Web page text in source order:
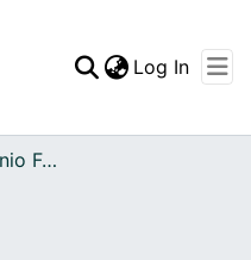
Log In
Archivo del Patrimonio Fotográfico y Fílmico del Valle del Cauca